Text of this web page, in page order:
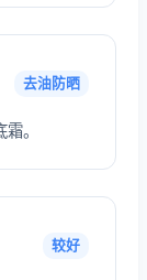
去油防晒
。
较好